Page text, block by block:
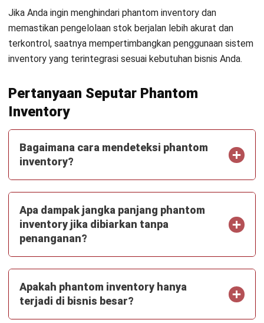
Irga merupakan spesialis untuk penulisan bidang
pengelolaan keuangan bisnis dengan pengalaman
selama kurang lebih 3 tahun. Fokus penulisannya
mencakup pencatatan dan pelaporan keuangan, analisis
finansial, pengelolaan arus kas, serta pemanfaatan
meningkatkan akurasi dan efisiensi finansial.
Regional Manager
Business Administration dari Universitas Bina
Nusantara, serta memiliki kemampuan kuat dalam
strategi bisnis dan manajemen pemasaran. Pengalaman
lebih dari lima tahun di bidang marketing telah
membentuk keahliannya dalam pengembangan strategi
memahami kebutuhan pelanggan B2B, mengelola
kampanye pemasaran digital, serta mengoptimalkan
performa tim untuk mencapai target pertumbuhan bisnis
yang berkelanjutan.